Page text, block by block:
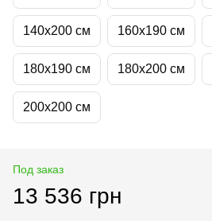
140х200 см 160х190 см
180х190 см 180х200 см
200х200 см
Под заказ
13 536 грн